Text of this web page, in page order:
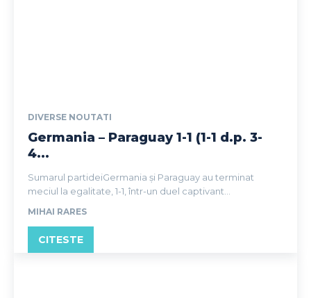
DIVERSE NOUTATI
Germania – Paraguay 1-1 (1-1 d.p. 3-
4...
Sumarul partideiGermania și Paraguay au terminat
meciul la egalitate, 1-1, într-un duel captivant...
MIHAI RARES
CITESTE